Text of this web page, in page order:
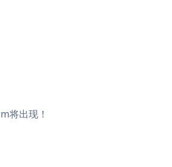
将出现！